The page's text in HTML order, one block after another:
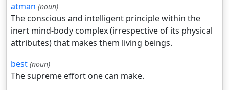
atman (noun)
The conscious and intelligent principle within the
inert mind-body complex (irrespective of its physical
attributes) that makes them living beings.
best (noun)
The supreme effort one can make.